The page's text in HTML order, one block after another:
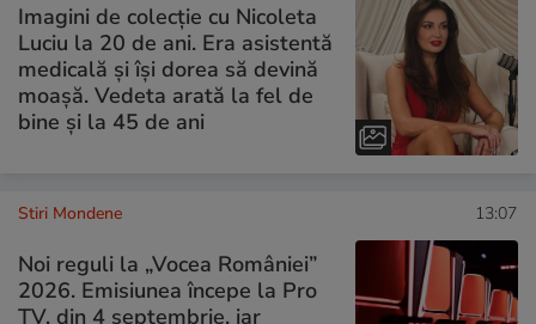
Imagini de colecție cu Nicoleta
Luciu la 20 de ani. Era asistentă
medicală și își dorea să devină
moașă. Vedeta arată la fel de
bine și la 45 de ani
Stiri Mondene 13:07
Noi reguli la „Vocea României”
2026. Emisiunea începe la Pro
TV, din 4 septembrie, iar